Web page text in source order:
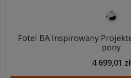
pony
Fotel BA Inspirowany
pony
4 699,01 zł